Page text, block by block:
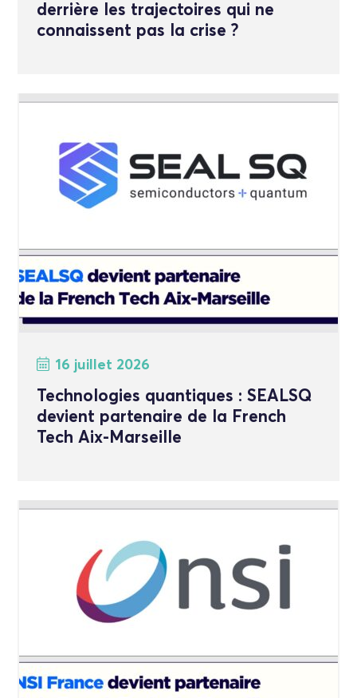
derrière les trajectoires qui ne
connaissent pas la crise ?
16 juillet 2026
Technologies quantiques : SEALSQ
devient partenaire de la French
Tech Aix-Marseille